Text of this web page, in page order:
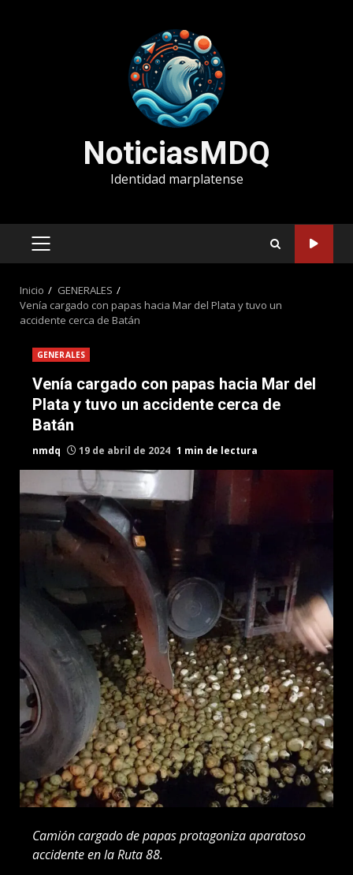
NoticiasMDQ
Identidad marplatense
MENÚ
Inicio
GENERALES
Venía cargado con papas hacia Mar del Plata y tuvo un
accidente cerca de Batán
GENERALES
Venía cargado con papas hacia Mar del
Plata y tuvo un accidente cerca de
Batán
nmdq 19 de abril de 2024 1 min de lectura
Camión cargado de papas protagoniza aparatoso
accidente en la Ruta 88.